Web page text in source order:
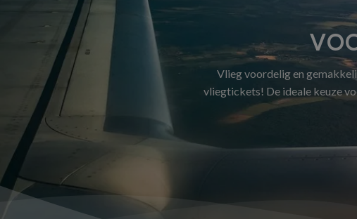
Vlieg voordelig en
vliegtickets! De ideale keuze